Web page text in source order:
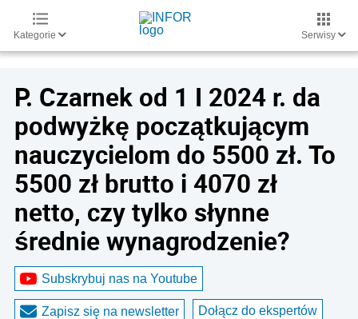
Kategorie Serwisy
P. Czarnek od 1 I 2024 r. da
podwyżkę początkującym
nauczycielom do 5500 zł. To
5500 zł brutto i 4070 zł
netto, czy tylko słynne
średnie wynagrodzenie?
Subskrybuj nas na Youtube
Zapisz się na newsletter Dołącz do ekspertów